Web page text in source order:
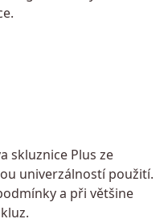
skluznice Plus ze
univerzálností použití.
a při většine